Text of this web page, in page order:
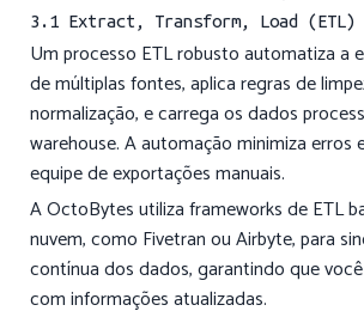
3.1 Extract, Transform, Load (ETL)
Um processo ETL robusto automatiza a
de múltiplas fontes, aplica regras de
normalização, e carrega os dados
warehouse. A automação minimiza erros
equipe de exportações manuais.
A OctoBytes utiliza frameworks de ETL
nuvem, como Fivetran ou Airbyte, para
contínua dos dados, garantindo que
com informações atualizadas.